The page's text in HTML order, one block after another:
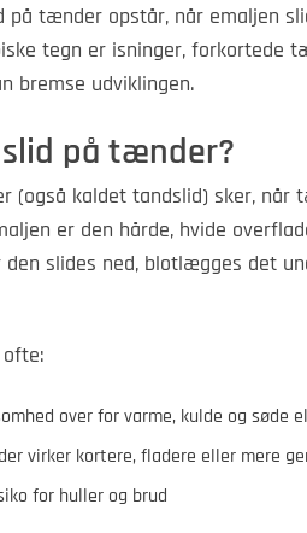
på tænder opstår, når emaljen
tegn er isninger, forkortede
bremse udviklingen.
slid på tænder?
(også kaldet tandslid) sker, når
er den hårde, hvide
den slides ned, blotlægges det
over for varme, kulde og søde
virker kortere, fladere eller mere
for huller og brud